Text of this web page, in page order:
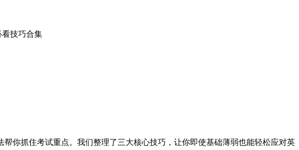
技巧合集
你抓住考试重点。我们整理了三大核心技巧，让你即使基础薄弱也能轻松应对英